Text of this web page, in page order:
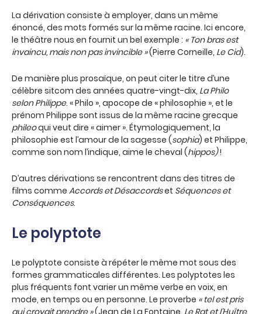
La dérivation consiste à employer, dans un même
énoncé, des mots formés sur la même racine. Ici encore,
le théâtre nous en fournit un bel exemple : « Ton bras est
invaincu, mais non pas invincible »(Pierre Corneille, Le Cid).
De manière plus prosaïque, on peut citer le titre d’une
célèbre sitcom des années quatre-vingt-dix, La Philo
selon Philippe. « Philo », apocope de « philosophie », et le
prénom Philippe sont issus de la même racine grecque
phileoqui veut dire « aimer ». Étymologiquement, la
philosophie est l’amour de la sagesse (sophia) et Philippe,
comme son nom l’indique, aime le cheval (hippos)!
D’autres dérivations se rencontrent dans des titres de
films comme Accords et Désaccordset Séquences et
Conséquences.
Le polyptote
Le polyptote consiste à répéter le même mot sous des
formes grammaticales différentes. Les polyptotes les
plus fréquents font varier un même verbe en voix, en
mode, en temps ou en personne. Le proverbe « tel est pris
qui croyait prendre »(Jean de La Fontaine, Le Rat et l’Huître,